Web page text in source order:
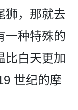
，那就去
一种特殊的
比­白天更加
世纪的摩